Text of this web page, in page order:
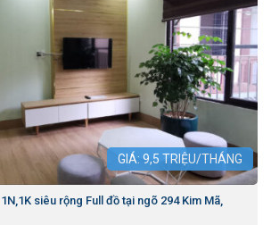
GIÁ: 9,5 TRIỆU/THÁNG
siêu rộng Full đồ tại ngõ 294 Kim Mã,